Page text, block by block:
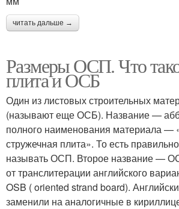
читать дальше →
Размеры ОСП. Что
плита и ОСБ
Один из листовых строительных
(называют еще ОСБ). Название —
полного наименования материала —
стружечная плита». То есть
называть ОСП. Второе название —
от транслитерации английского
OSB ( oriented strand board).
заменили на аналогичные в